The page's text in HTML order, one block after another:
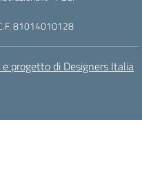
81014010128
e progetto di Designers Italia